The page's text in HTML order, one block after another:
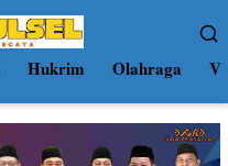
Hukrim Olahraga